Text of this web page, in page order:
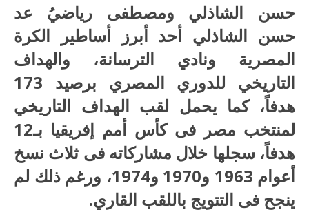
حسن الشاذلي ومصطفى رياضيُ عد
حسن الشاذلي أحد أبرز أساطير الكرة
المصرية ونادي الترسانة، والهداف
التاريخي للدوري المصري برصيد 173
هدفاً، كما يحمل لقب الهداف التاريخي
لمنتخب مصر فى كأس أمم إفريقيا بـ12
هدفاً، سجلها خلال مشاركاته فى ثلاث نسخ
أعوام 1963 و1970 و1974، ورغم ذلك لم
ينجح فى التتويج باللقب القاري.